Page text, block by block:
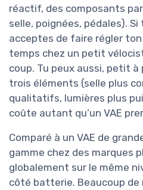
réactif, des composants
selle, poignées, pédales).
acceptes de faire régler
temps chez un petit
coup. Tu peux aussi, petit
trois éléments (selle plus
qualitatifs, lumières plus
coûte autant qu’un VAE
Comparé à un VAE de
gamme chez des marques
globalement sur le même
côté batterie. Beaucoup